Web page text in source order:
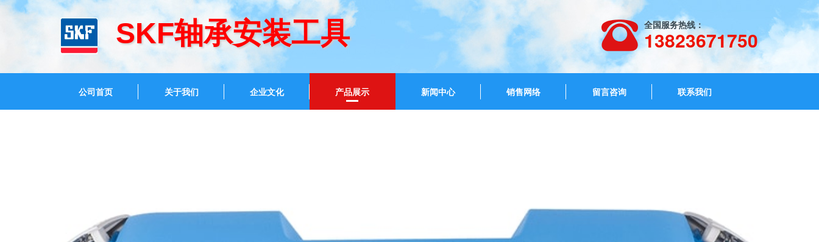
SKF轴承安装工具 全国服务热线：
13823671750
公司首页 关于我们 企业文化 产品展示 新闻中心 销售网络 留言咨询 联系我们